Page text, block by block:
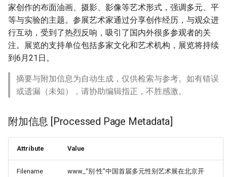
家创作的布面油画、摄影、影像等艺术形式，强调多元、平
等与实验的主题。参展艺术家通过分享创作经历，与观众进
行互动，受到了热烈反响，吸引了国内外很多参观者的关
注。展览的支持单位包括多家文化和艺术机构，展览将持续
到6月21日。
摘要与附加信息为自动生成，仅供检索与参考。如有错误
或遗漏（未知），请协助编辑指正，不胜感激。
附加信息 [Processed Page Metadata]
Attribute Value
Filename
www_“别·性”中国首届多元性别艺术展在北京开